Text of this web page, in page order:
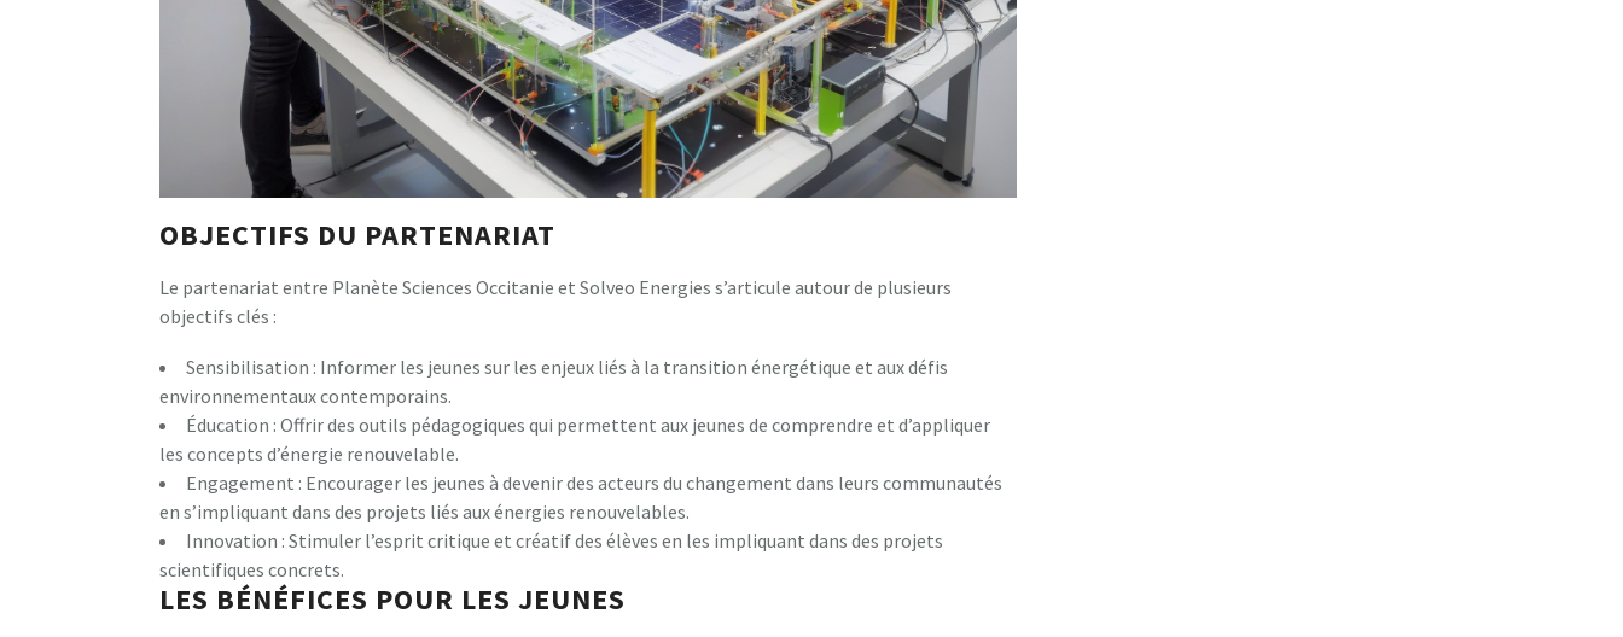
OBJECTIFS DU PARTENARIAT
Le partenariat entre Planète Sciences Occitanie et Solveo Energies s’articule autour de plusieurs
objectifs clés :
Sensibilisation : Informer les jeunes sur les enjeux liés à la transition énergétique et aux défis
environnementaux contemporains.
Éducation : Offrir des outils pédagogiques qui permettent aux jeunes de comprendre et d’appliquer
les concepts d’énergie renouvelable.
Engagement : Encourager les jeunes à devenir des acteurs du changement dans leurs communautés
en s’impliquant dans des projets liés aux énergies renouvelables.
Innovation : Stimuler l’esprit critique et créatif des élèves en les impliquant dans des projets
scientifiques concrets.
LES BÉNÉFICES POUR LES JEUNES